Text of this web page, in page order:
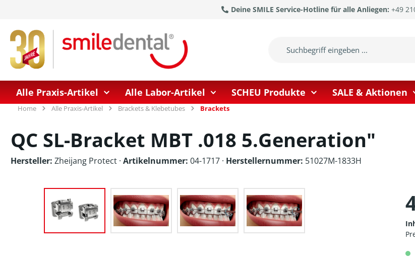
Deine SMILE Service-Hotline für alle Anliegen: +49
Alle Praxis-Artikel Alle Labor-Artikel SCHEU Produkte SALE & Aktionen
Home Alle Praxis-Artikel Brackets & Klebetubes Brackets
QC SL-Bracket MBT .018 5.Generation"
Hersteller: Zheijang Protect · Artikelnummer: 04-1717 · Herstellernummer: 51027M-1833H